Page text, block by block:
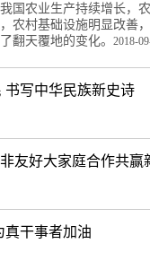
国农业生产持续增长，
农村基础设施明显改善
翻天覆地的变化。 2018-
书写中华民族新史诗
友好大家庭合作共赢
真干事者加油